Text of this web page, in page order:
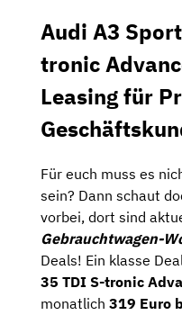
Audi A3
tronic
Leasing für
Für euch muss es
sein? Dann schaut
vorbei, dort sind
Gebrauchtwagen-
Deals! Ein klasse
35 TDI S-tronic
monatlich 319 Euro